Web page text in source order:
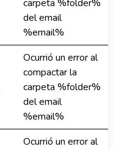
carpeta %folder%
del email
%email%
Ocurrió un error al
compactar la
carpeta %folder%
del email
%email%
Ocurrió un error al